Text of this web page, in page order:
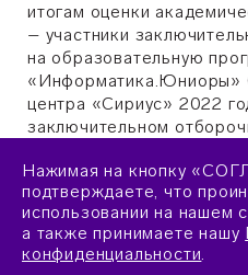
итогам оценки
– участники
на образовательную
«Информатика.Юниоры»
центра «Сириус» 2022
заключительном
или 8 классах (кроме
информатике 2022 года).
При этом учащимся 8
предложенный
Нажимая на кнопку
подтверждаете, что
использовании на нашем
а также принимаете нашу
конфиденциальности.